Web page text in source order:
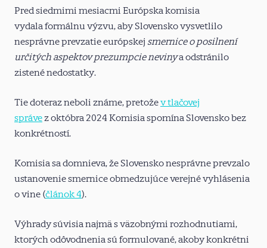
Pred siedmimi mesiacmi Európska komisia
vydala formálnu výzvu, aby Slovensko vysvetlilo
nesprávne prevzatie európskej smernice o posilnení
určitých aspektov prezumpcie nevinya odstránilo
zistené nedostatky.
Tie doteraz neboli známe, pretožev tlačovej
správe z októbra 2024 Komisia spomína Slovensko bez
konkrétností.
Komisia sa domnieva, že Slovensko nesprávne prevzalo
ustanovenie smernice obmedzujúce verejné vyhlásenia
o vine (článok 4).
Výhrady súvisia najmä s väzobnými rozhodnutiami,
ktorých odôvodnenia sú formulované, akoby konkrétni